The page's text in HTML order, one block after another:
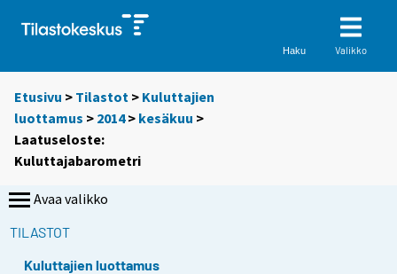
Haku Valikko
Etusivu > Tilastot > Kuluttajien
luottamus > 2014> kesäkuu >
Laatuseloste:
Kuluttajabarometri
Avaa valikko
TILASTOT
Kuluttajien luottamus